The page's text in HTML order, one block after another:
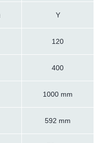
Y
120
400
1000 mm
592 mm